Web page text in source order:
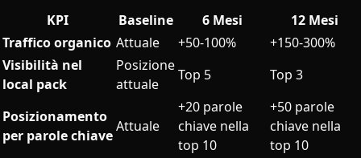
KPI Baseline 6 Mesi
12 Mesi
Traffico organico Attuale +50-100%
+150-300%
Visibilità nel
local pack
Posizione
attuale
Top 5 Top 3
Posizionamento
per parole chiave
Attuale
+20 parole
chiave nella
top 10
+50 parole
chiave nella
top 10